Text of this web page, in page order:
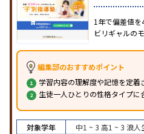
1年で偏差値
ビリギャルの
編集部のおすすめポイント
学習内容の理解度や記憶を定
生徒一人ひとりの性格タイプ
対象学年 中1 ~ 3 高1 ~ 3 浪人